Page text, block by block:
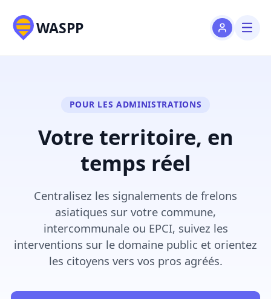
WASPP
POUR LES ADMINISTRATIONS
Votre territoire, en
temps réel
Centralisez les signalements de frelons
asiatiques sur votre commune,
intercommunale ou EPCI, suivez les
interventions sur le domaine public et orientez
les citoyens vers vos pros agréés.